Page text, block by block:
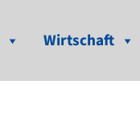
Wirtschaft